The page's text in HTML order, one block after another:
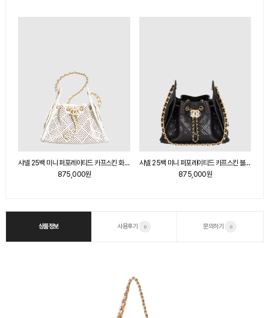
샤넬 25백 미니 퍼포레이티드 카프스킨 블랙 AS5631
875,000원
샤넬 25백 미니 퍼포레이티드 카프스킨 화이트 AS5631
875,000원
상품정보 사용후기 0 문의하기 0